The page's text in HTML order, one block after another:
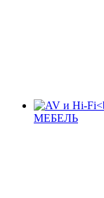
МЕБЕЛЬ